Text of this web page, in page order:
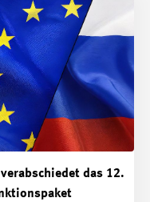
verabschiedet das 12.